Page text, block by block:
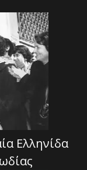
Ελληνίδα